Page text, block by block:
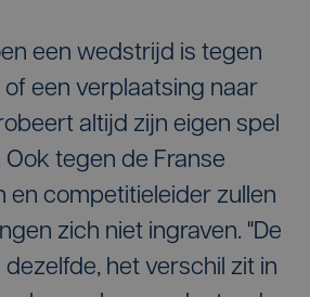
een wedstrijd is tegen
of een verplaatsing naar
altijd zijn eigen spel
tegen de Franse
en competitieleider zullen
zich niet ingraven. "De
het verschil zit in